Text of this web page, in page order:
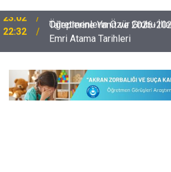
22:32
Öğretmenlerin Özür Grubu
Emri Atama Tarihleri